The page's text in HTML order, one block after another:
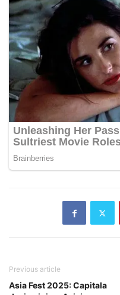
Previous article
Asia Fest 2025: Capitala